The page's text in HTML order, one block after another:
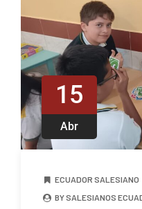
15
Abr
ECUADOR SALESIANO
BY SALESIANOS